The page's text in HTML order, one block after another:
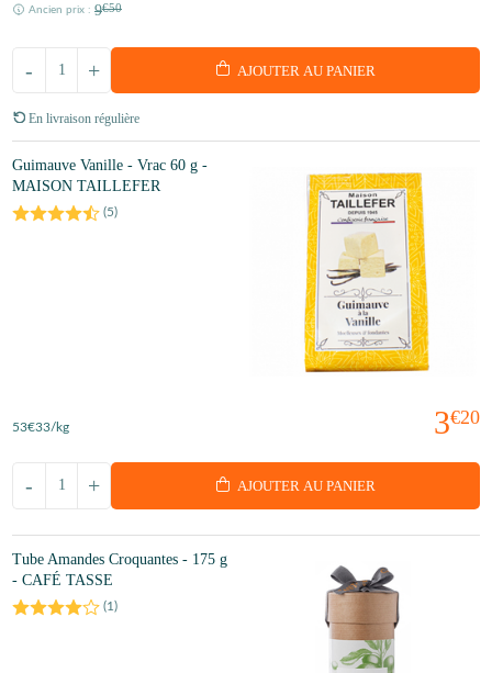
Ancien prix : 9€50
+
- AJOUTER AU PANIER
En livraison régulière
Guimauve Vanille - Vrac 60 g -
MAISON TAILLEFER
(5)
3€20
53€33/kg
+
- AJOUTER AU PANIER
Tube Amandes Croquantes - 175 g
- CAFÉ TASSE
(1)